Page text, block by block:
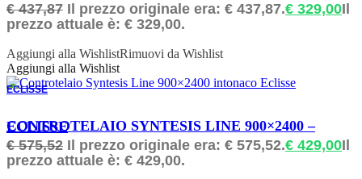
€437,87 Il prezzo originale era: € 437,87.€ 329,00Il
prezzo attuale è: € 329,00.
Aggiungi alla WishlistRimuovi da Wishlist
Aggiungi alla Wishlist
ECLISSE
ORDINABILE
CONTROTELAIO SYNTESIS LINE 900×2400 – ECLISSE
€575,52 Il prezzo originale era: € 575,52.€ 429,00Il
prezzo attuale è: € 429,00.